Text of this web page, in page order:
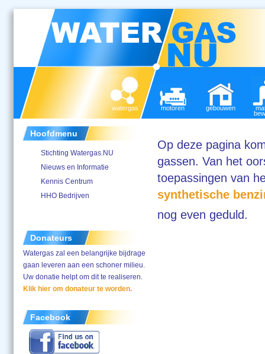
watergas motoren gebouwen
Hoofdmenu
Stichting Watergas.NU
Nieuws en Informatie
Kennis Centrum
HHO Bedrijven
Donateurs
Watergas zal een belangrijke bijdrage
gaan leveren aan een schoner milieu.
Uw donatie helpt om dit te realiseren.
Klik hier om donateur te worden.
Facebook
Op deze pagina
gassen. Van het
toepassingen van
synthetische
nog even geduld.